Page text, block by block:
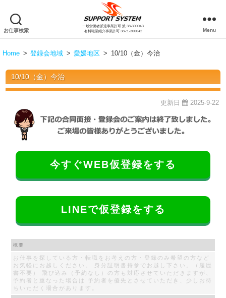
お仕事検索
株
式
会
サ
ー
ス
テ
一般労働者派遣事業許可 派 38-300043
有料職業紹介事業許可 38-ユ-300042
Menu
Home > 登録会地域 > 愛媛地区 > 10/10（金）今治
10/10（金）今治
更新日 2025-9-22
今すぐWEB仮登録をする
LINEで仮登録をする
概要
お仕事を探している方・転職をお考えの方・登録のみ希望の方など
お気軽にお越しください。 身分証明書持参でお越し下さい。（履歴
書不要） 飛び込み（予約なし）の方も対応させていただきますが、
予約者と重なった場合は 予約者を優先とさせていただき、少しお待
ちいただく場合があります。